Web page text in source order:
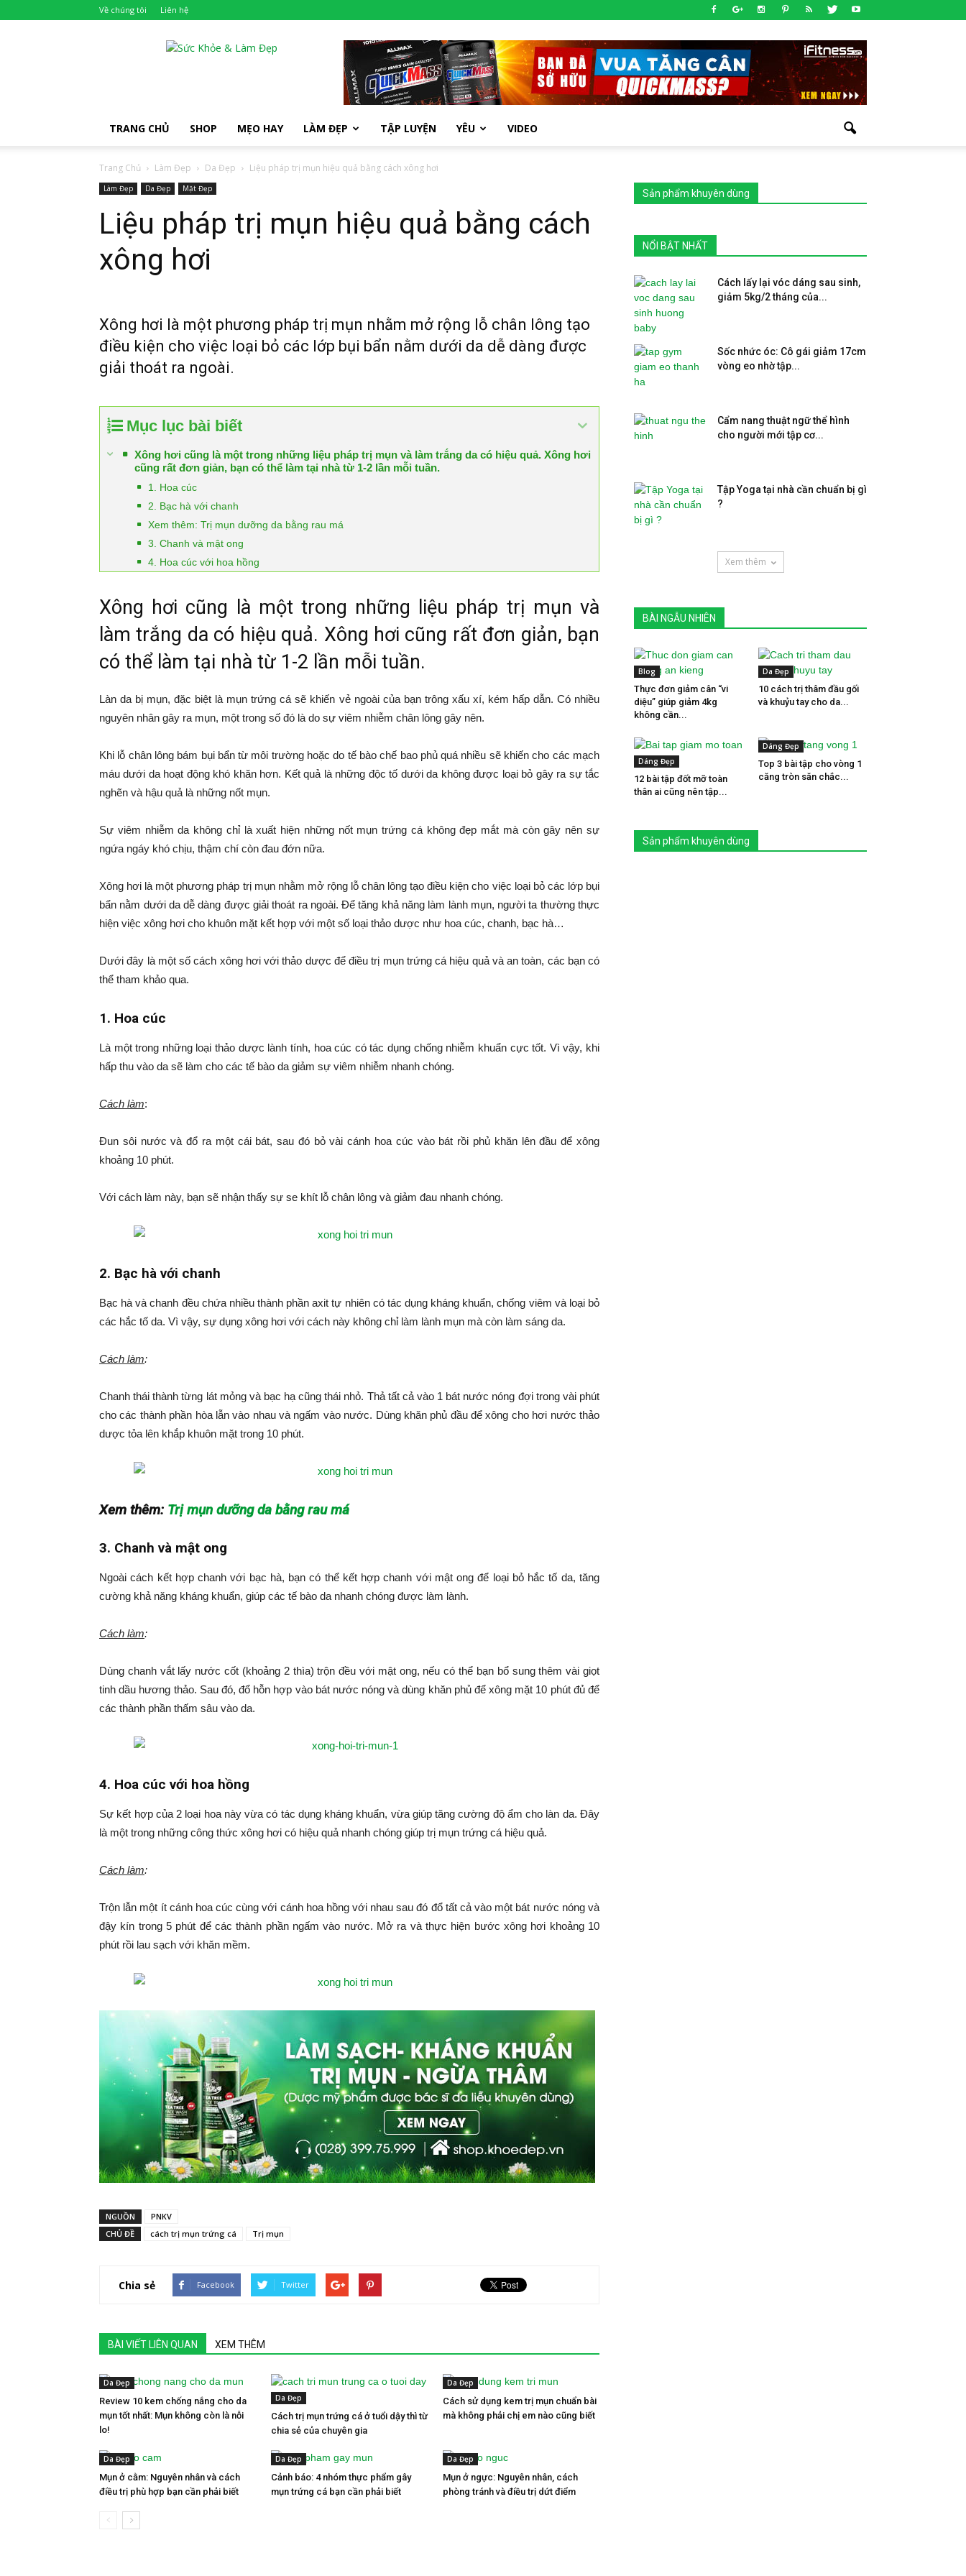
Về chúng tôi Liên hệ
TRANG CHỦ SHOP MẸO HAY LÀM ĐẸP TẬP LUYỆN YÊU VIDEO
Trang Chủ Làm Đẹp Da Đẹp Liệu pháp trị mụn hiệu quả bằng cách xông hơi
Làm Đẹp Da Đẹp Mặt Đẹp
Liệu pháp trị mụn hiệu quả bằng cách
xông hơi
Xông hơi là một phương pháp trị mụn nhằm mở rộng lỗ chân lông tạo
điều kiện cho việc loại bỏ các lớp bụi bẩn nằm dưới da dễ dàng được
giải thoát ra ngoài.
Mục lục bài biết
Xông hơi cũng là một trong những liệu pháp trị mụn và làm trắng da có hiệu quả. Xông hơi
cũng rất đơn giản, bạn có thể làm tại nhà từ 1-2 lần mỗi tuần.
1. Hoa cúc
2. Bạc hà với chanh
Xem thêm: Trị mụn dưỡng da bằng rau má
3. Chanh và mật ong
4. Hoa cúc với hoa hồng
Xông hơi cũng là một trong những liệu pháp trị mụn và
làm trắng da có hiệu quả. Xông hơi cũng rất đơn giản, bạn
có thể làm tại nhà từ 1-2 lần mỗi tuần.
Làn da bị mụn, đặc biệt là mụn trứng cá sẽ khiến vẻ ngoài của bạn trông xấu xí, kém hấp dẫn. Có nhiều
nguyên nhân gây ra mụn, một trong số đó là do sự viêm nhiễm chân lông gây nên.
Khi lỗ chân lông bám bụi bẩn từ môi trường hoặc do tế bào chế bao phủ quá nhiều sẽ khiến cho các mạch
máu dưới da hoạt động khó khăn hơn. Kết quả là những độc tố dưới da không được loại bỏ gây ra sự tắc
nghẽn và hậu quả là những nốt mụn.
Sự viêm nhiễm da không chỉ là xuất hiện những nốt mụn trứng cá không đẹp mắt mà còn gây nên sự
ngứa ngáy khó chịu, thậm chí còn đau đớn nữa.
Xông hơi là một phương pháp trị mụn nhằm mở rộng lỗ chân lông tạo điều kiện cho việc loại bỏ các lớp bụi
bẩn nằm dưới da dễ dàng được giải thoát ra ngoài. Để tăng khả năng làm lành mụn, người ta thường thực
hiện việc xông hơi cho khuôn mặt kết hợp với một số loại thảo dược như hoa cúc, chanh, bạc hà…
Dưới đây là một số cách xông hơi với thảo dược để điều trị mụn trứng cá hiệu quả và an toàn, các bạn có
thể tham khảo qua.
1. Hoa cúc
Là một trong những loại thảo dược lành tính, hoa cúc có tác dụng chống nhiễm khuẩn cực tốt. Vì vậy, khi
hấp thu vào da sẽ làm cho các tế bào da giảm sự viêm nhiễm nhanh chóng.
Cách làm:
Đun sôi nước và đổ ra một cái bát, sau đó bỏ vài cánh hoa cúc vào bát rồi phủ khăn lên đầu để xông
khoảng 10 phút.
Với cách làm này, bạn sẽ nhận thấy sự se khít lỗ chân lông và giảm đau nhanh chóng.
2. Bạc hà với chanh
Bạc hà và chanh đều chứa nhiều thành phần axit tự nhiên có tác dụng kháng khuẩn, chống viêm và loại bỏ
các hắc tố da. Vì vậy, sự dụng xông hơi với cách này không chỉ làm lành mụn mà còn làm sáng da.
Cách làm:
Chanh thái thành từng lát mỏng và bạc hạ cũng thái nhỏ. Thả tất cả vào 1 bát nước nóng đợi trong vài phút
cho các thành phần hòa lẫn vào nhau và ngấm vào nước. Dùng khăn phủ đầu để xông cho hơi nước thảo
dược tỏa lên khắp khuôn mặt trong 10 phút.
Xem thêm: Trị mụn dưỡng da bằng rau má
3. Chanh và mật ong
Ngoài cách kết hợp chanh với bạc hà, bạn có thể kết hợp chanh với mật ong để loại bỏ hắc tố da, tăng
cường khả năng kháng khuẩn, giúp các tế bào da nhanh chóng được làm lành.
Cách làm:
Dùng chanh vắt lấy nước cốt (khoảng 2 thìa) trộn đều với mật ong, nếu có thể bạn bổ sung thêm vài giọt
tinh dầu hương thảo. Sau đó, đổ hỗn hợp vào bát nước nóng và dùng khăn phủ để xông mặt 10 phút đủ để
các thành phần thấm sâu vào da.
4. Hoa cúc với hoa hồng
Sự kết hợp của 2 loại hoa này vừa có tác dụng kháng khuẩn, vừa giúp tăng cường độ ẩm cho làn da. Đây
là một trong những công thức xông hơi có hiệu quả nhanh chóng giúp trị mụn trứng cá hiệu quả.
Cách làm:
Trộn lẫn một ít cánh hoa cúc cùng với cánh hoa hồng với nhau sau đó đổ tất cả vào một bát nước nóng và
đậy kín trong 5 phút để các thành phần ngấm vào nước. Mở ra và thực hiện bước xông hơi khoảng 10
phút rồi lau sạch với khăn mềm.
NGUỒN
PNKV
CHỦ ĐỀ
cách trị mụn trứng cá Trị mụn
Chia sẻ Facebook Twitter
BÀI VIẾT LIÊN QUAN XEM THÊM
Da Đẹp
Review 10 kem chống nắng cho da
mụn tốt nhất: Mụn không còn là nỗi
lo!
Da Đẹp
Cách trị mụn trứng cá ở tuổi dậy thì từ
chia sẻ của chuyên gia
Da Đẹp
Cách sử dụng kem trị mụn chuẩn bài
mà không phải chị em nào cũng biết
Da Đẹp
Mụn ở cằm: Nguyên nhân và cách
điều trị phù hợp bạn cần phải biết
Da Đẹp
Cảnh báo: 4 nhóm thực phẩm gây
mụn trứng cá bạn cần phải biết
Da Đẹp
Mụn ở ngực: Nguyên nhân, cách
phòng tránh và điều trị dứt điểm
Sản phẩm khuyên dùng
NỔI BẬT NHẤT
Cách lấy lại vóc dáng sau sinh,
giảm 5kg/2 tháng của...
Sốc nhức óc: Cô gái giảm 17cm
vòng eo nhờ tập...
Cẩm nang thuật ngữ thể hình
cho người mới tập cơ...
Tập Yoga tại nhà cần chuẩn bị gì
?
Xem thêm
BÀI NGẪU NHIÊN
Blog
Thực đơn giảm cân “vi
diệu” giúp giảm 4kg
không cần...
Da Đẹp
10 cách trị thâm đầu gối
và khuỷu tay cho da...
Dáng Đẹp
12 bài tập đốt mỡ toàn
thân ai cũng nên tập...
Dáng Đẹp
Top 3 bài tập cho vòng 1
căng tròn săn chắc...
Sản phẩm khuyên dùng